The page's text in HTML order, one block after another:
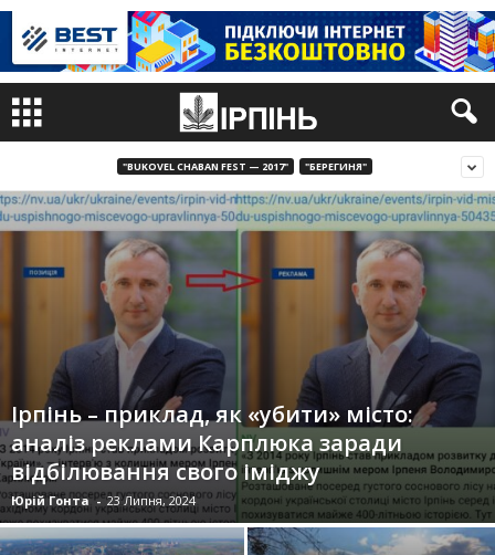
"BUKOVEL CHABAN FEST — 2017" "БЕРЕГИНЯ"
Ірпінь – приклад, як «убити» місто:
аналіз реклами Карплюка заради
відбілювання свого іміджу
Юрій Гонта - 23 Липня, 2024